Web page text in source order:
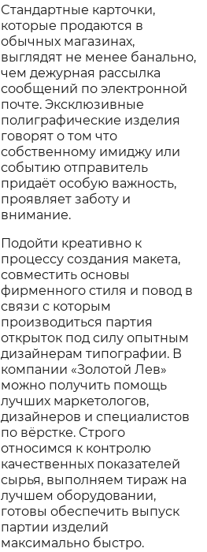
Стандартные карточки,
которые продаются в
обычных магазинах,
выглядят не менее банально,
чем дежурная рассылка
сообщений по электронной
почте. Эксклюзивные
полиграфические изделия
говорят о том что
собственному имиджу или
событию отправитель
придаёт особую важность,
проявляет заботу и
внимание.
Подойти креативно к
процессу создания макета,
совместить основы
фирменного стиля и повод в
связи с которым
производиться партия
открыток под силу опытным
дизайнерам типографии. В
компании «Золотой Лев»
можно получить помощь
лучших маркетологов,
дизайнеров и специалистов
по вёрстке. Строго
относимся к контролю
качественных показателей
сырья, выполняем тираж на
лучшем оборудовании,
готовы обеспечить выпуск
партии изделий
максимально быстро.